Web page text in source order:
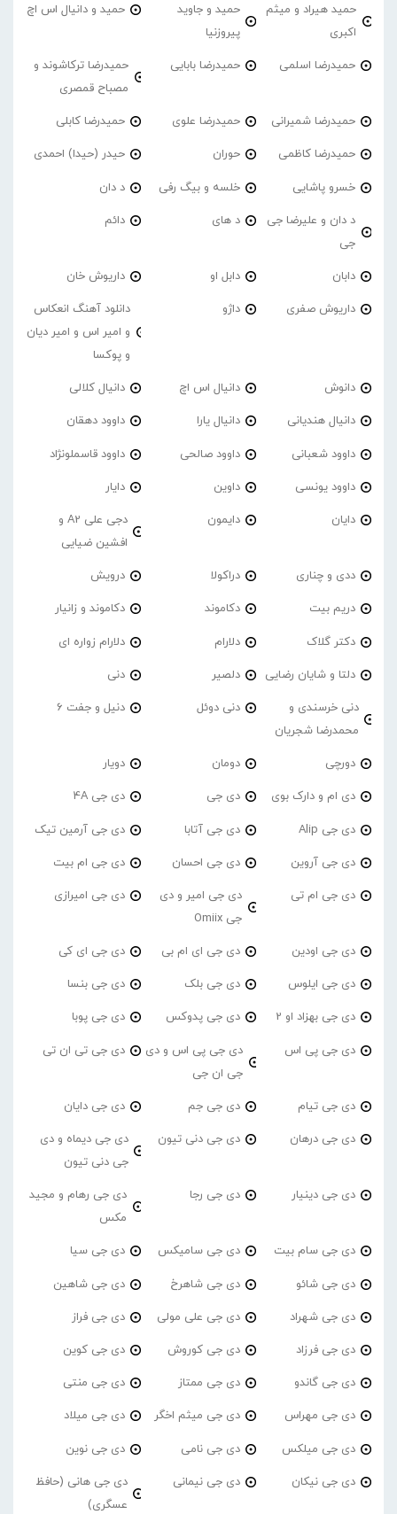
حمید هیراد و میثم
اکبری
حمید و جاوید
پیروزنیا
حمید و دانیال اس اچ
حمیدرضا اسلمی حمیدرضا بابایی
حمیدرضا ترکاشوند و
مصباح قمصری
حمیدرضا شمیرانی حمیدرضا علوی حمیدرضا کابلی
حمیدرضا کاظمی حوران حیدر (حیدا) احمدی
خسرو پاشایی خلسه و بیگ رفی د دان
د دان و علیرضا جی
جی
د های دائم
دابان دابل او داریوش خان
داریوش صفری داژو
دانلود آهنگ انعکاس
و امیر اس و امیر دیان
و پوکسا
دانوش دانیال اس اچ دانیال کلالی
دانیال هندیانی دانیال یارا داوود دهقان
داوود شعبانی داوود صالحی داوود قاسملونژاد
داوود یونسی داوین دایار
دایان دایمون
دجی علی A2 و
افشین ضیایی
ددی و چناری دراکولا درویش
دریم بیت دکاموند دکاموند و زانیار
دکتر گلاک دلارام دلارام زواره ای
دلتا و شایان رضایی دلصیر دنی
دنی خرسندی و
محمدرضا شجریان
دنی دوئل دنیل و جفت 6
دورچی دومان دویار
دی ام و دارک بوی دی جی دی جی 4A
دی جی Alip دی جی آتابا دی جی آرمین تیک
دی جی آروین دی جی احسان دی جی ام بیت
دی جی ام تی
دی جی امیر و دی
جی Omiix
دی جی امیرازی
دی جی اودین دی جی ای ام بی دی جی ای کی
دی جی ایلوس دی جی بلک دی جی بنسا
دی جی بهزاد او 2 دی جی پدوکس دی جی پوبا
دی جی پی اس
دی جی پی اس و دی
جی ان جی
دی جی تی ان تی
دی جی تیام دی جی جم دی جی دایان
دی جی درهان دی جی دنی تیون
دی جی دیماه و دی
جی دنی تیون
دی جی دینیار دی جی رجا
دی جی رهام و مجید
مکس
دی جی سام بیت دی جی سامیکس دی جی سیا
دی جی شائو دی جی شاهرخ دی جی شاهین
دی جی شهراد دی جی علی مولی دی جی فراز
دی جی فرزاد دی جی کوروش دی جی کوین
دی جی گاندو دی جی ممتاز دی جی منتی
دی جی مهراس دی جی میثم اخگر دی جی میلاد
دی جی میلکس دی جی نامی دی جی نوین
دی جی نیکان دی جی نیمانی
دی جی هانی (حافظ
عسگری)